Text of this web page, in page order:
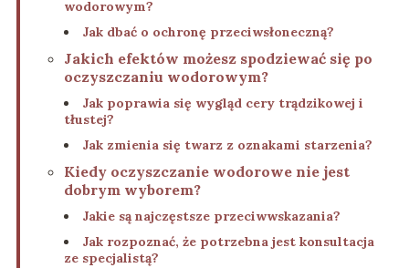
wodorowym?
Jak dbać o ochronę przeciwsłoneczną?
Jakich efektów możesz spodziewać się po
oczyszczaniu wodorowym?
Jak poprawia się wygląd cery trądzikowej i
tłustej?
Jak zmienia się twarz z oznakami starzenia?
Kiedy oczyszczanie wodorowe nie jest
dobrym wyborem?
Jakie są najczęstsze przeciwwskazania?
Jak rozpoznać, że potrzebna jest konsultacja
ze specjalistą?